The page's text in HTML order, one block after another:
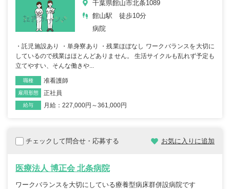
千葉県館山市北条1089
館山駅 徒歩10分
病院
・託児施設あり ・単身寮あり ・残業ほぼなし ワークバランスを大切に
しているので残業はほとんどありません。 生活サイクルも乱れず予定も
立てやすい、そんな働きや...
職種 准看護師
雇用形態 正社員
給与 月給：227,000円～361,000円
チェックして問合せ・応募する お気に入りに追加
医療法人 博正会 北条病院
ワークバランスを大切にしている療養型病床群併設病院です